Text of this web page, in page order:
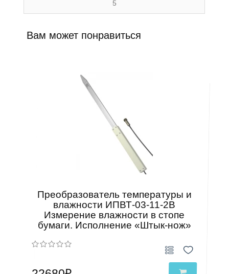
5
Вам может понравиться
Преобразователь температуры и
влажности ИПВТ-03-11-2В
Измерение влажности в стопе
бумаги. Исполнение «Штык-нож»